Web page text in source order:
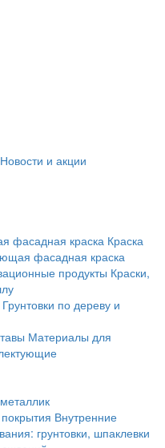
Новости и акции
фасадная краска Краска
фасадная краска
продукты Краски,
Грунтовки по дереву и
Материалы для
Внутренние
грунтовки, шпаклевки